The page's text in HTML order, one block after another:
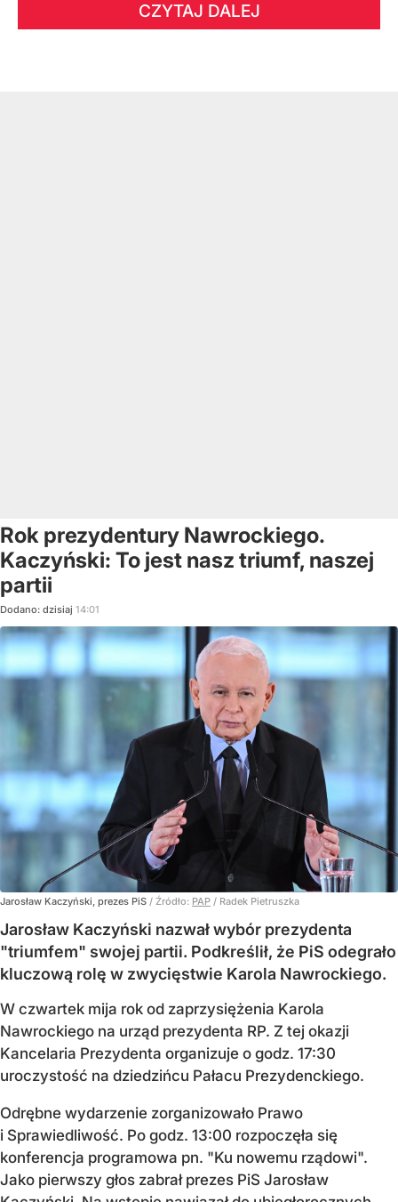
CZYTAJ DALEJ
Rok prezydentury Nawrockiego.
Kaczyński: To jest nasz triumf, naszej
partii
Dodano: dzisiaj 14:01
Jarosław Kaczyński, prezes PiS / Źródło: PAP / Radek Pietruszka
Jarosław Kaczyński nazwał wybór prezydenta
"triumfem" swojej partii. Podkreślił, że PiS odegrało
kluczową rolę w zwycięstwie Karola Nawrockiego.
W czwartek mija rok od zaprzysiężenia Karola
Nawrockiego na urząd prezydenta RP. Z tej okazji
Kancelaria Prezydenta organizuje o godz. 17:30
uroczystość na dziedzińcu Pałacu Prezydenckiego.
Odrębne wydarzenie zorganizowało Prawo
i Sprawiedliwość. Po godz. 13:00 rozpoczęła się
konferencja programowa pn. "Ku nowemu rządowi".
Jako pierwszy głos zabrał prezes PiS Jarosław